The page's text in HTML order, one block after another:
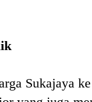
Sukajaya